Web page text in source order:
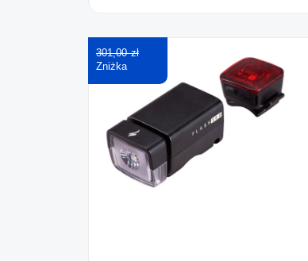
301,00 zł